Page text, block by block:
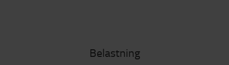
Belastning